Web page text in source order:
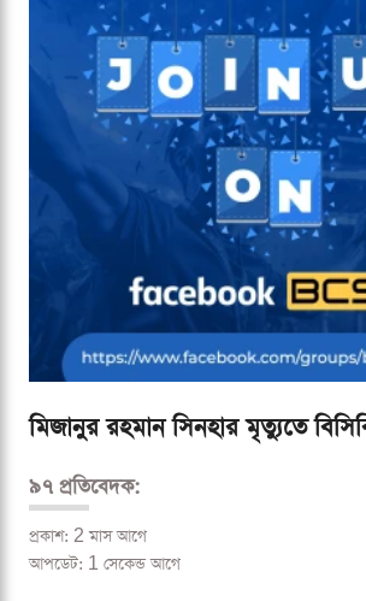
মিজানুর রহমান সিনহার মৃত্যুতে
৯৭ প্রতিবেদক:
প্রকাশ: 2 মাস আগে
আপডেট: 1 সেকেন্ড আগে